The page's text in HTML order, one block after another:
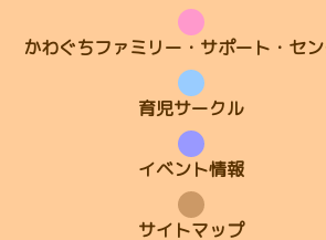
かわぐちファミリー・サポート・セ
育児サークル
イベント情報
サイトマップ